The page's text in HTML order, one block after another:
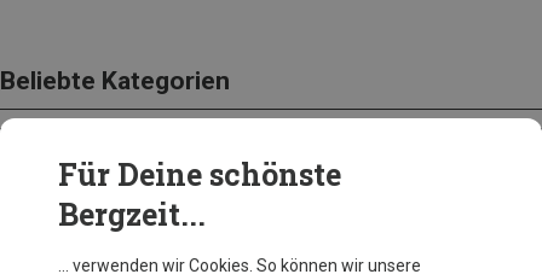
Beliebte Kategorien
BEKLEIDUNG
Für Deine schönste
Bergzeit...
… verwenden wir Cookies. So können wir unsere